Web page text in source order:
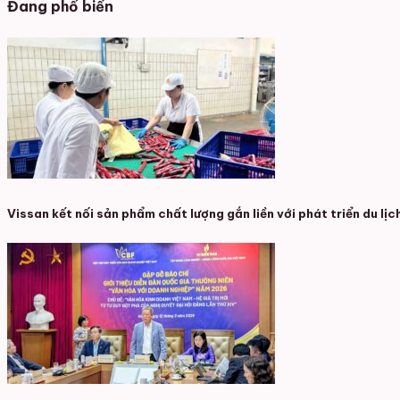
Đang phổ biến
Vissan kết nối sản phẩm chất lượng gắn liền với phát triển du